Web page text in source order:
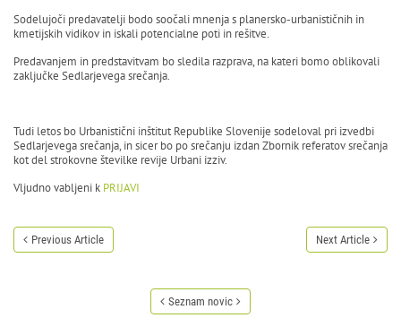
Sodelujoči predavatelji bodo soočali mnenja s planersko-urbanističnih in
kmetijskih vidikov in iskali potencialne poti in rešitve.
Predavanjem in predstavitvam bo sledila razprava, na kateri bomo oblikovali
zaključke Sedlarjevega srečanja.
Tudi letos bo Urbanistični inštitut Republike Slovenije sodeloval pri izvedbi
Sedlarjevega srečanja, in sicer bo po srečanju izdan Zbornik referatov srečanja
kot del strokovne številke revije Urbani izziv.
Vljudno vabljeni k PRIJAVI
Previous Article Next Article
Seznam novic